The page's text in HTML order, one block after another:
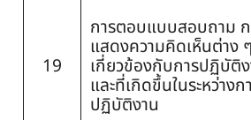
19
การตอบแบบสอบถาม
แสดงความคิดเห็นต่าง
เกี่ยวข้องกับการปฏิบัติ
และที่เกิดขึ้นในระหว่างก
ปฏิบัติงาน